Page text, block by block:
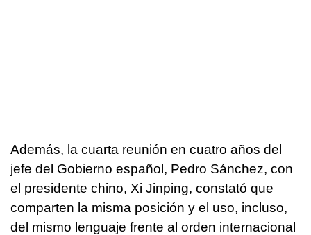
Además, la cuarta reunión en cuatro años del
jefe del Gobierno español, Pedro Sánchez, con
el presidente chino, Xi Jinping, constató que
comparten la misma posición y el uso, incluso,
del mismo lenguaje frente al orden internacional